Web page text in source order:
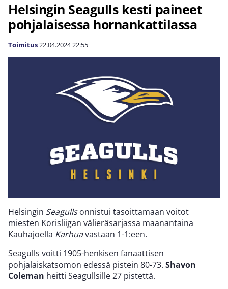
Helsingin Seagulls kesti paineet
pohjalaisessa hornankattilassa
Toimitus22.04.202422:55
Helsingin Seagullsonnistui tasoittamaan voitot
miesten Korisliigan välieräsarjassa maanantaina
Kauhajoella Karhuavastaan 1-1:een.
Seagulls voitti 1905-henkisen fanaattisen
pohjalaiskatsomon edessä pistein 80-73. Shavon
Coleman heitti Seagullsille 27 pistettä.